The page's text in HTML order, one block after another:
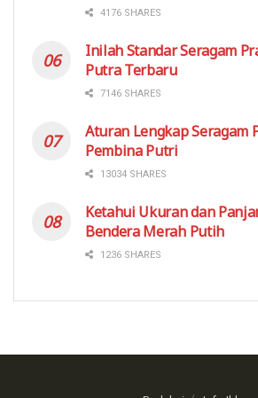
4176 SHARES
Inilah Standar Seragam
Putra Terbaru
7146 SHARES
Aturan Lengkap Seragam
Pembina Putri
13034 SHARES
Ketahui Ukuran dan
Bendera Merah Putih
1236 SHARES